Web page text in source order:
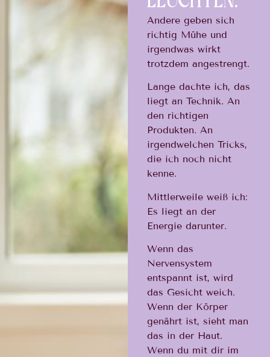
Andere geben sich
richtig Mühe und
irgendwas wirkt
trotzdem angestrengt.
Lange dachte ich, das
liegt an Technik. An
den richtigen
Produkten. An
irgendwelchen Tricks,
die ich noch nicht
kenne.
Mittlerweile weiß ich:
Es liegt an der
Energie darunter.
Wenn das
Nervensystem
entspannt ist, wird
das Gesicht weich.
Wenn der Körper
genährt ist, sieht man
das in der Haut.
Wenn du mit dir im